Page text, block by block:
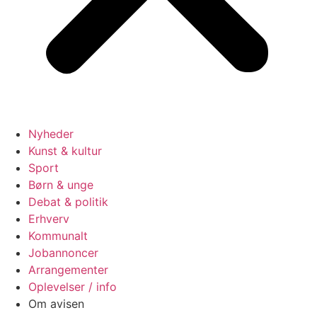
Nyheder
Kunst & kultur
Sport
Børn & unge
Debat & politik
Erhverv
Kommunalt
Jobannoncer
Arrangementer
Oplevelser / info
Om avisen